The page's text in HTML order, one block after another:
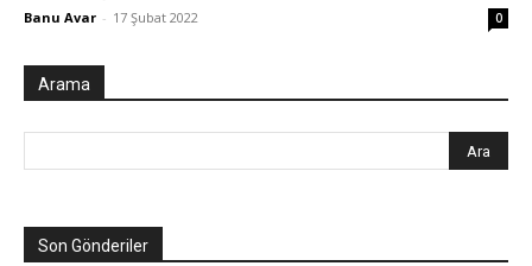
Banu Avar - 17 Şubat 2022 0
Arama
Son Gönderiler